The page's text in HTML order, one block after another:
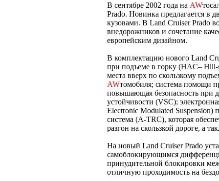
В сентябре 2002 года на AW
Prado. Новинка предлагается в
кузовами. В Land Cruiser Prado
внедорожников и сочетание
европейским дизайном.
В комплектацию нового Land
при подъеме в горку (HAC– Hill-
места вверх по скользкому
AWтомобиля; система помощи
повышающая безопасность при
устойчивости (VSC);
Electronic Modulated Suspension)
система (A-TRC), которая
разгон на скользкой дороге, а
На новый Land Cruiser Prado
самоблокирующимся
принудительной блокировки
отличную проходимость на